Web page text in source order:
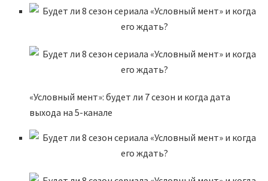
«Условный мент»: будет ли 7 сезон и когда дата
выхода на 5-канале